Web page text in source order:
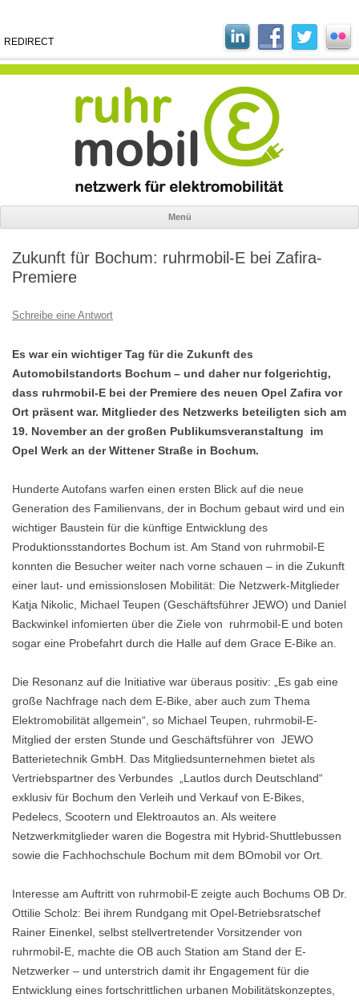
REDIRECT
Menü
springen
Zukunft für Bochum: ruhrmobil-E bei Zafira-
Premiere
Schreibe eine Antwort
Es war ein wichtiger Tag für die Zukunft des
Automobilstandorts Bochum – und daher nur folgerichtig,
dass ruhrmobil-E bei der Premiere des neuen Opel Zafira vor
Ort präsent war. Mitglieder des Netzwerks beteiligten sich am
19. November an der großen Publikumsveranstaltung im
Opel Werk an der Wittener Straße in Bochum.
Hunderte Autofans warfen einen ersten Blick auf die neue
Generation des Familienvans, der in Bochum gebaut wird und ein
wichtiger Baustein für die künftige Entwicklung des
Produktionsstandortes Bochum ist. Am Stand von ruhrmobil-E
konnten die Besucher weiter nach vorne schauen – in die Zukunft
einer laut- und emissionslosen Mobilität: Die Netzwerk-Mitglieder
Katja Nikolic, Michael Teupen (Geschäftsführer JEWO) und Daniel
Backwinkel infomierten über die Ziele von ruhrmobil-E und boten
sogar eine Probefahrt durch die Halle auf dem Grace E-Bike an.
Die Resonanz auf die Initiative war überaus positiv: „Es gab eine
große Nachfrage nach dem E-Bike, aber auch zum Thema
Elektromobilität allgemein“, so Michael Teupen, ruhrmobil-E-
Mitglied der ersten Stunde und Geschäftsführer von JEWO
Batterietechnik GmbH. Das Mitgliedsunternehmen bietet als
Vertriebspartner des Verbundes „Lautlos durch Deutschland“
exklusiv für Bochum den Verleih und Verkauf von E-Bikes,
Pedelecs, Scootern und Elektroautos an. Als weitere
Netzwerkmitglieder waren die Bogestra mit Hybrid-Shuttlebussen
sowie die Fachhochschule Bochum mit dem BOmobil vor Ort.
Interesse am Auftritt von ruhrmobil-E zeigte auch Bochums OB Dr.
Ottilie Scholz: Bei ihrem Rundgang mit Opel-Betriebsratschef
Rainer Einenkel, selbst stellvertretender Vorsitzender von
ruhrmobil-E, machte die OB auch Station am Stand der E-
Netzwerker – und unterstrich damit ihr Engagement für die
Entwicklung eines fortschrittlichen urbanen Mobilitätskonzeptes,